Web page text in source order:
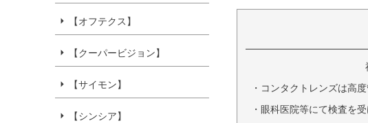
【オフテクス】
【クーパービジョン】
【サイモン】
【シンシア】
・コンタクトレンズは高
・眼科医院等にて検査を